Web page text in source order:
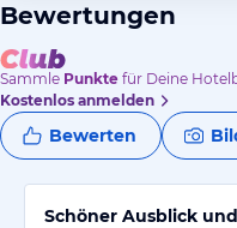
Bewertungen
Sammle Punkte für Deine
Kostenlos anmelden
Bewerten
Schöner Ausblick